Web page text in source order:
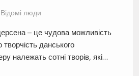
Відомі люди
– це чудова можливість
данського
належать сотні творів, які…